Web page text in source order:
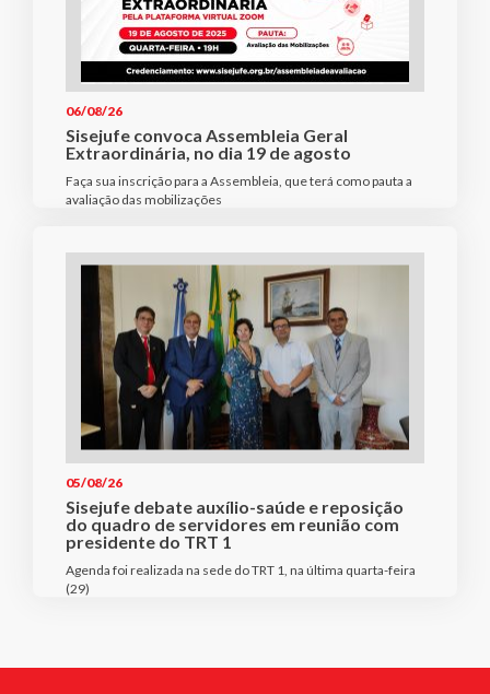
06/08/26
Sisejufe convoca Assembleia Geral
Extraordinária, no dia 19 de agosto
Faça sua inscrição para a Assembleia, que terá como pauta a
avaliação das mobilizações
05/08/26
Sisejufe debate auxílio-saúde e reposição
do quadro de servidores em reunião com
presidente do TRT 1
Agenda foi realizada na sede do TRT 1, na última quarta-feira
(29)